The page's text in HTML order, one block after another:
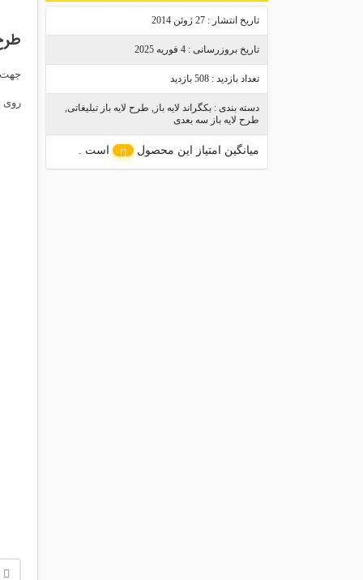
تاریخ انتشار : 27 ژوئن 2014
تاریخ بروزرسانی : 4 فوریه 2025
تعداد بازدید : 508 بازدید
دسته بندی : بکگراند لایه باز , طرح لایه باز تبلیغاتی,
طرح لایه باز سه بعدی
میانگین امتیاز این محصول است .
روی